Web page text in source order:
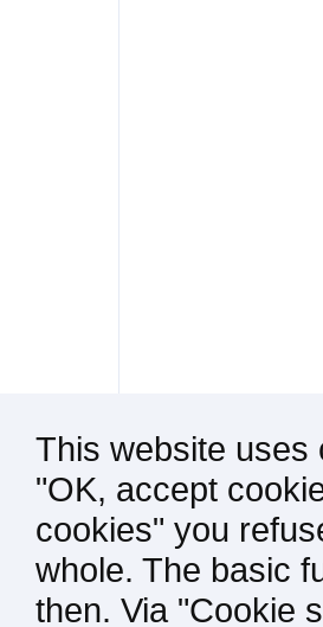
This website uses
"OK, accept
cookies" you
whole. The basic
then. Via "Cookie